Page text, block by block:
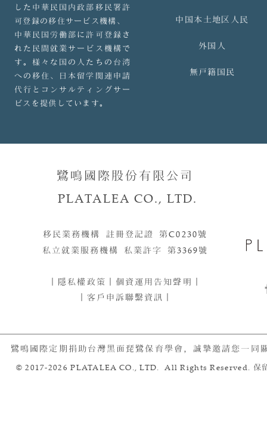
した中華民国内政部移民署許
可登録の移住サービス機構、
中華民国労働部に許可登録さ
れた民間就業サービス機構で
す。様々な国の人たちの台湾
への移住、日本留学関連申請
代行とコンサルティングサー
ビスを提供しています。
中国本土地区人民
外国人
無戸籍国民
鷺鳴國際股份有限公司
PLATALEA CO., LTD.
移民業務機構 註冊登記證 第C0230號​​
私立就業服務機構 私業許字 第3369號
｜ 隱私權政策 ｜ 個資運用告知聲明 ｜
｜客戶申訴聯繫資訊｜
鷺鳴國際定期捐助台灣黑面琵鷺保育學會，誠摯邀請您一同
© 2017-2026 PLATALEA CO., LTD. All Rights Reserved. 保